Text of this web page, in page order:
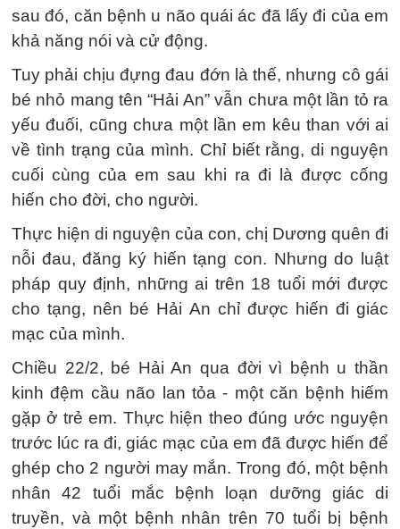
sau đó, căn bệnh u não quái ác đã lấy đi của em
khả năng nói và cử động.
Tuy phải chịu đựng đau đớn là thế, nhưng cô gái
bé nhỏ mang tên “Hải An” vẫn chưa một lần tỏ ra
yếu đuối, cũng chưa một lần em kêu than với ai
về tình trạng của mình. Chỉ biết rằng, di nguyện
cuối cùng của em sau khi ra đi là được cống
hiến cho đời, cho người.
Thực hiện di nguyện của con, chị Dương quên đi
nỗi đau, đăng ký hiến tạng con. Nhưng do luật
pháp quy định, những ai trên 18 tuổi mới được
cho tạng, nên bé Hải An chỉ được hiến đi giác
mạc của mình.
Chiều 22/2, bé Hải An qua đời vì bệnh u thần
kinh đệm cầu não lan tỏa - một căn bệnh hiếm
gặp ở trẻ em. Thực hiện theo đúng ước nguyện
trước lúc ra đi, giác mạc của em đã được hiến để
ghép cho 2 người may mắn. Trong đó, một bệnh
nhân 42 tuổi mắc bệnh loạn dưỡng giác di
truyền, và một bệnh nhân trên 70 tuổi bị bệnh